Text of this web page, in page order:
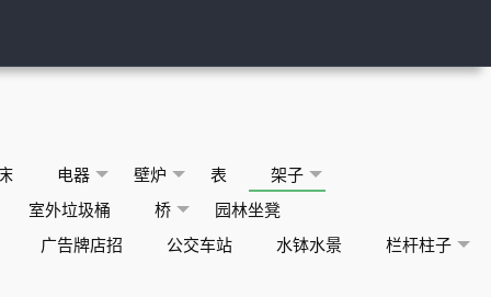
电器 壁炉 表
架子
室外垃圾桶
桥
园林坐凳
广告牌店招
公交车站 水钵水景 栏杆柱子